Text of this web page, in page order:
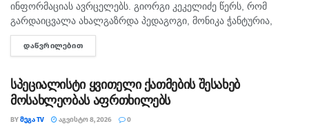
ინფორმაციას ავრცელებს. გიორგი კეკელიძე წერს, რომ
გარდაიცვალა ახალგაზრდა პედაგოგი, მონიკა ჭანტურია,
რომელიც თავისი მოსწავლეების მიმართ განსაკუთრებული
სიყვარულით გამოირჩეოდა. „არასდროს მგონებია, რომ აქ,
ᲓᲐᲬᲕᲠᲘᲚᲔᲑᲘᲗ
სპეციალისტი ყვითელი ქათმების შესახებ
მოსახლეობას აფრთხილებს
BYᲛᲔᲒᲐ TV ᲐᲒᲕᲘᲡᲢᲝ 8, 2026 0